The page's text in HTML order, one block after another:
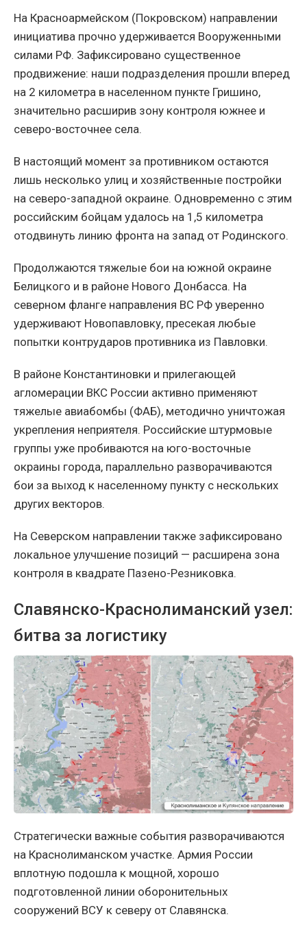
На Красноармейском (Покровском) направлении
инициатива прочно удерживается Вооруженными
силами РФ. Зафиксировано существенное
продвижение: наши подразделения прошли вперед
на 2 километра в населенном пункте Гришино,
значительно расширив зону контроля южнее и
северо-восточнее села.
В настоящий момент за противником остаются
лишь несколько улиц и хозяйственные постройки
на северо-западной окраине. Одновременно с этим
российским бойцам удалось на 1,5 километра
отодвинуть линию фронта на запад от Родинского.
Продолжаются тяжелые бои на южной окраине
Белицкого и в районе Нового Донбасса. На
северном фланге направления ВС РФ уверенно
удерживают Новопавловку, пресекая любые
попытки контрударов противника из Павловки.
В районе Константиновки и прилегающей
агломерации ВКС России активно применяют
тяжелые авиабомбы (ФАБ), методично уничтожая
укрепления неприятеля. Российские штурмовые
группы уже пробиваются на юго-восточные
окраины города, параллельно разворачиваются
бои за выход к населенному пункту с нескольких
других векторов.
На Северском направлении также зафиксировано
локальное улучшение позиций — расширена зона
контроля в квадрате Пазено-Резниковка.
Славянско-Краснолиманский узел:
битва за логистику
Стратегически важные события разворачиваются
на Краснолиманском участке. Армия России
вплотную подошла к мощной, хорошо
подготовленной линии оборонительных
сооружений ВСУ к северу от Славянска.